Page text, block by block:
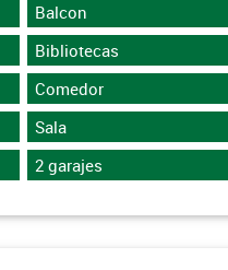
Balcon
Bibliotecas
Comedor
Sala
2 garajes